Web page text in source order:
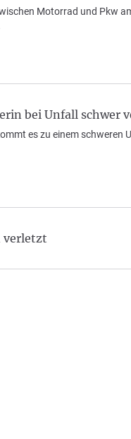
Motorrad und Pkw
bei Unfall schwer
es zu einem
verletzt